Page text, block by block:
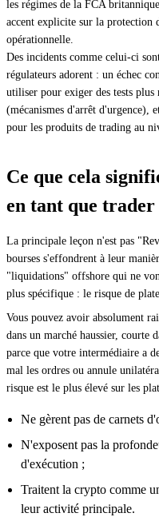
les régimes de la FCA
accent explicite sur la protection
opérationnelle.
Des incidents comme celui-ci
régulateurs adorent : un échec
utiliser pour exiger des tests
(mécanismes d'arrêt d'urgence),
pour les produits de trading au
Ce que cela
en tant que
La principale leçon n'est pas
bourses s'effondrent à leur
"liquidations" offshore qui ne
plus spécifique : le risque de
Vous pouvez avoir absolument
dans un marché haussier, courte
parce que votre intermédiaire a
mal les ordres ou annule
risque est le plus élevé sur les
Ne gèrent pas de carnets
N'exposent pas la
d'exécution ;
Traitent la crypto comme
leur activité principale.